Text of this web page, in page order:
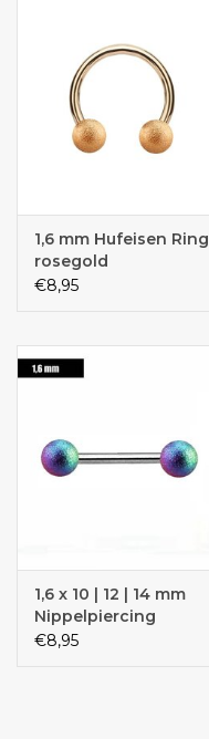
1,6 mm Hufeisen Ring
rosegold
€8,95
1,6 x 10 | 12 | 14 mm
Nippelpiercing
multicolor
€8,95